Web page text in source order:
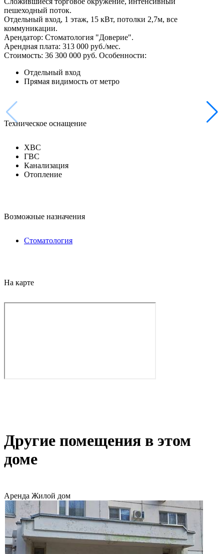
пешеходный поток.
Отдельный вход, 1 этаж, 15 кВт, потолки 2,7м, все
коммуникации.
Арендатор: Стоматология "Доверие".
Арендная плата: 313 000 руб./мес.
Стоимость: 36 300 000 руб. Особенности:
Отдельный вход
Прямая видимость от метро
Техническое оснащение
ХВС
ГВС
Канализация
Отопление
Возможные назначения
Стоматология
На карте
Другие помещения в этом
доме
Аренда Жилой дом